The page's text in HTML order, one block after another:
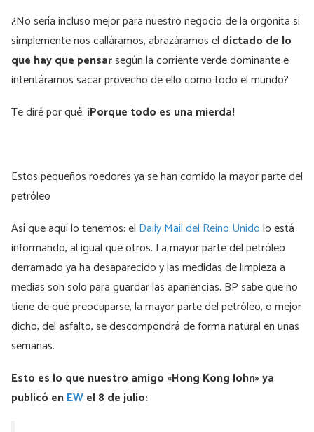
¿No sería incluso mejor para nuestro negocio de la orgonita si
simplemente nos calláramos, abrazáramos el dictado de lo
que hay que pensarsegún la corriente verde dominante e
intentáramos sacar provecho de ello como todo el mundo?
Te diré por qué: ¡Porque todo es una mierda!
Estos pequeños roedores ya se han comido la mayor parte del
petróleo
Así que aquí lo tenemos: el Daily Mail del Reino Unidolo está
informando, al igual que otros. La mayor parte del petróleo
derramado ya ha desaparecido y las medidas de limpieza a
medias son solo para guardar las apariencias. BP sabe que no
tiene de qué preocuparse, la mayor parte del petróleo, o mejor
dicho, del asfalto, se descompondrá de forma natural en unas
semanas.
Esto es lo que nuestro amigo «Hong Kong John» ya
publicó enEWel 8 de julio: